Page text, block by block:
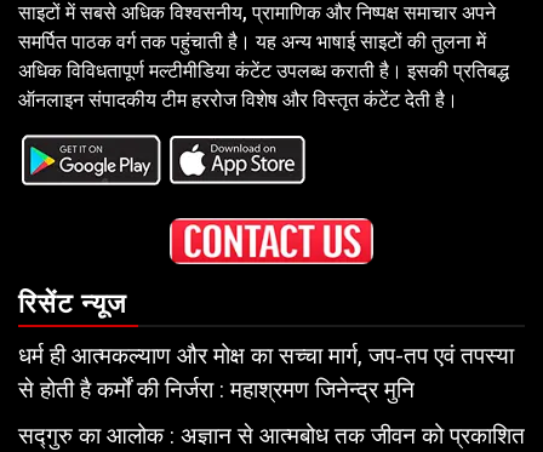
साइटों में सबसे अधिक विश्वसनीय, प्रामाणिक और निष्पक्ष समाचार अपने
समर्पित पाठक वर्ग तक पहुंचाती है। यह अन्य भाषाई साइटों की तुलना में
अधिक विविधतापूर्ण मल्टीमीडिया कंटेंट उपलब्ध कराती है। इसकी प्रतिबद्ध
ऑनलाइन संपादकीय टीम हररोज विशेष और विस्तृत कंटेंट देती है।
रिसेंट न्यूज
धर्म ही आत्मकल्याण और मोक्ष का सच्चा मार्ग, जप-तप एवं तपस्या
से होती है कर्मों की निर्जरा : महाश्रमण जिनेन्द्र मुनि
सद्गुरु का आलोक : अज्ञान से आत्मबोध तक जीवन को प्रकाशित